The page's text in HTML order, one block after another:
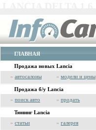
ГЛАВНАЯ
Продажа новых Lancia
» автосалоны » модели и цены
Продажа б/у Lancia
» поиск авто » продать
Тюнинг Lancia
» статьи » галерея